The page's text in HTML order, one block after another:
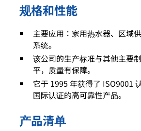
规格和性能
主要应用：家用热水器、区域
系统。
该公司的生产标准与其他主要
平，质量有保障。
它于 1995 年获得了 ISO9001
国际认证的高可靠性产品。
产品清单